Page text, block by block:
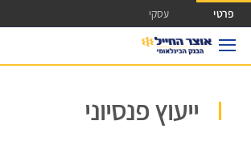
גישה ישירה לכפתור כניסה לחשבונך
פרטי עסקי
ייעוץ פנסיוני